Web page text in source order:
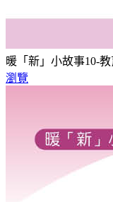
暖「新」小故事10-
瀏覽